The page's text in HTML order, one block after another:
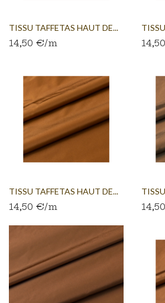
TISSU TAFFETAS HAUT DE...
14,50 €/m
TISSU TAFFETAS HAUT DE...
14,50 €/m